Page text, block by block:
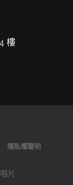
樓
隱私權聲明
片